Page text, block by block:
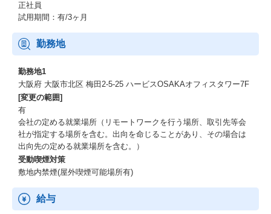
正社員
試用期間：有/3ヶ月
勤務地
勤務地1
大阪府 大阪市北区 梅田2-5-25 ハービスOSAKAオフィスタワー7F
[変更の範囲]
有
会社の定める就業場所（リモートワークを行う場所、取引先等会
社が指定する場所を含む。出向を命じることがあり、その場合は
出向先の定める就業場所を含む。）
受動喫煙対策
敷地内禁煙(屋外喫煙可能場所有)
給与